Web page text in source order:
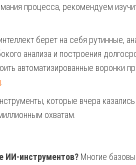
процесса, рекомендуем
берет на себя рутинные,
анализа и построения
автоматизированные
которые вчера
охватам.
ИИ-инструментов? Многие